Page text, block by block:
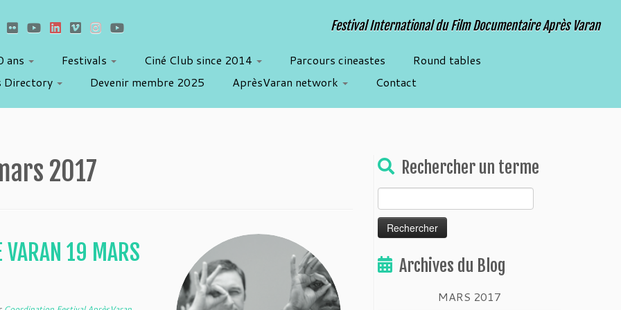
Festival International du Film Documentaire Après Varan
ans Festivals Ciné Club since 2014 Parcours cineastes
Round tables
Directory
Devenir membre 2025 AprèsVaran network Contact
2017
VARAN 19 MARS
Rechercher un terme
Archives du Blog
MARS 2017